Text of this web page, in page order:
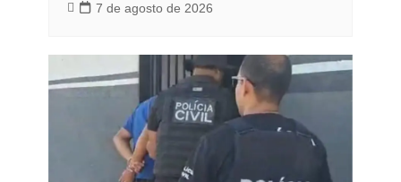
7 de agosto de 2026